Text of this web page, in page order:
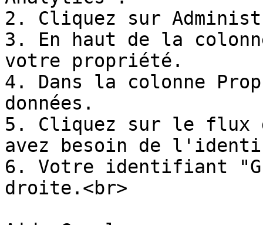
2. Cliquez sur
3. En haut de la
votre propriété.
4. Dans la colonne
données.
5. Cliquez sur le flux
avez besoin de
6. Votre identifiant
droite.<br>